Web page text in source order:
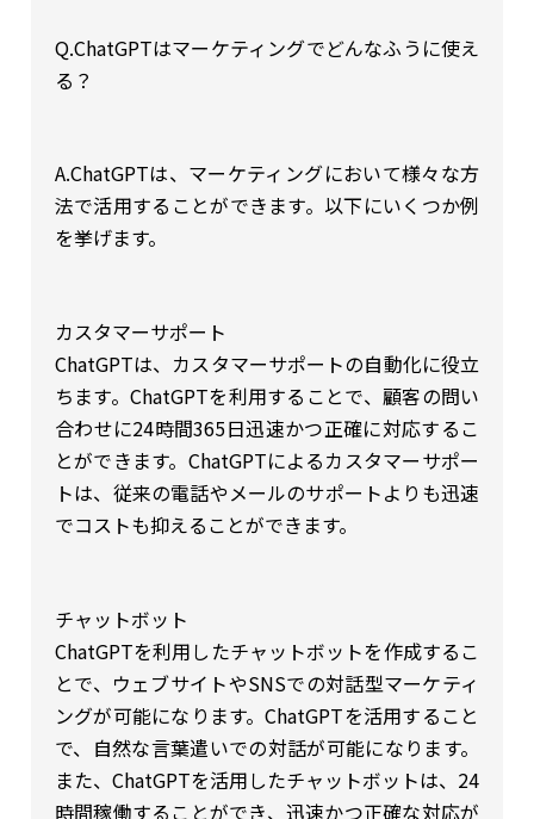
Q.ChatGPTはマーケティングでどんなふうに使え
る？
A.ChatGPTは、マーケティングにおいて様々な方
法で活用することができます。以下にいくつか例
を挙げます。
カスタマーサポート
ChatGPTは、カスタマーサポートの自動化に役立
ちます。ChatGPTを利用することで、顧客の問い
合わせに24時間365日迅速かつ正確に対応するこ
とができます。ChatGPTによるカスタマーサポー
トは、従来の電話やメールのサポートよりも迅速
でコストも抑えることができます。
チャットボット
ChatGPTを利用したチャットボットを作成するこ
とで、ウェブサイトやSNSでの対話型マーケティ
ングが可能になります。ChatGPTを活用すること
で、自然な言葉遣いでの対話が可能になります。
また、ChatGPTを活用したチャットボットは、24
時間稼働することができ、迅速かつ正確な対応が